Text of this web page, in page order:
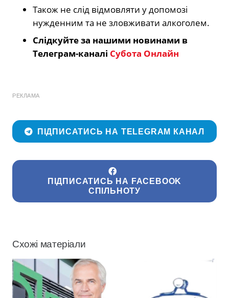
Також не слід відмовляти у допомозі
нужденним та не зловживати алкоголем.
Слідкуйте за нашими новинами в
Телеграм-каналі Субота Онлайн
РЕКЛАМА
ПІДПИСАТИСЬ НА TELEGRAM КАНАЛ
ПІДПИСАТИСЬ НА FACEBOOK
СПІЛЬНОТУ
Схожі матеріали